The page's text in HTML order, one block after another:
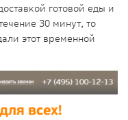
готовой еды и
30 минут, то
этот временной